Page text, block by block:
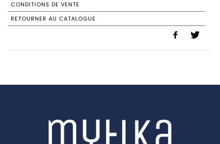
CONDITIONS DE VENTE
RETOURNER AU CATALOGUE